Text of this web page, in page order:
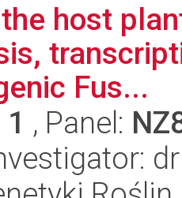
host
Fus...
, Panel: